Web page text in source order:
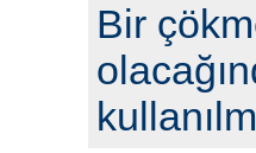
Bir